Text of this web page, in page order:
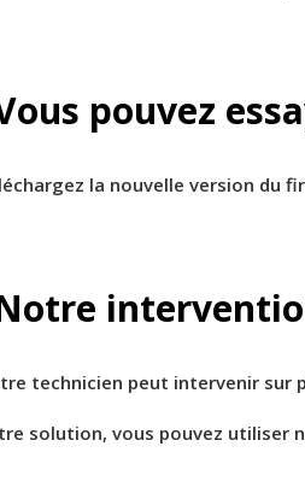
pouvez
la nouvelle version du
technicien peut intervenir sur
solution, vous pouvez utiliser